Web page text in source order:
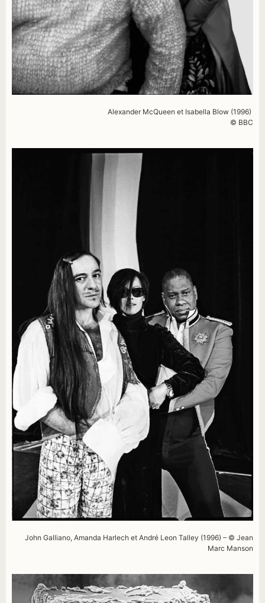
Alexander McQueen et Isabella Blow (1996)
© BBC
John Galliano, Amanda Harlech et André Leon Talley (1996) – © Jean
Marc Manson